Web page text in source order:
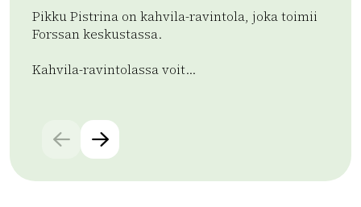
Pikku Pistrina on kahvila-ravintola, joka toimii
Forssan keskustassa.
Kahvila-ravintolassa voit...